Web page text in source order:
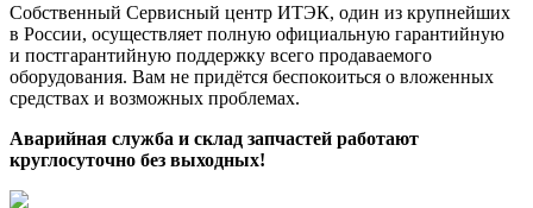
Собственный Сервисный центр ИТЭК, один из крупнейших
в России, осуществляет полную официальную гарантийную
и постгарантийную поддержку всего продаваемого
оборудования. Вам не придётся беспокоиться о вложенных
средствах и возможных проблемах.
Аварийная служба и склад запчастей работают
круглосуточно без выходных!